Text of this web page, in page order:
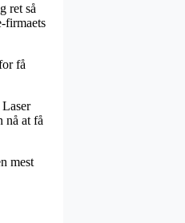
ret så
firmaets
få
nå at få
mest